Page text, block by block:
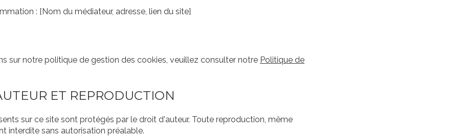
: [Nom du médiateur, adresse, lien du site]
sur notre politique de gestion des cookies, veuillez consulter notre Politique de
ET REPRODUCTION
sur ce site sont protégés par le droit d'auteur. Toute reproduction, même
interdite sans autorisation préalable.